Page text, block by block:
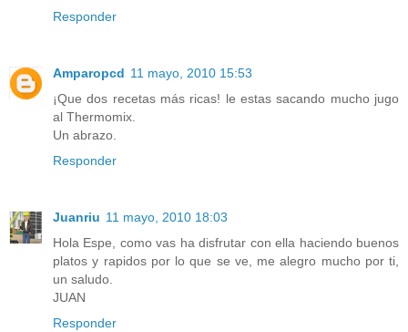
Responder
Amparopcd 11 mayo, 2010 15:53
¡Que dos recetas más ricas! le estas sacando mucho jugo
al Thermomix.
Un abrazo.
Responder
Juanriu 11 mayo, 2010 18:03
Hola Espe, como vas ha disfrutar con ella haciendo buenos
platos y rapidos por lo que se ve, me alegro mucho por ti,
un saludo.
JUAN
Responder